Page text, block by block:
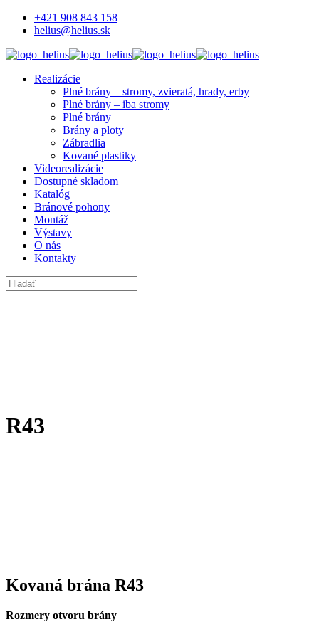
+421 908 843 158
helius@helius.sk
Realizácie
Plné brány – stromy, zvieratá, hrady, erby
Plné brány – iba stromy
Plné brány
Brány a ploty
Zábradlia
Kované plastiky
Videorealizácie
Dostupné skladom
Katalóg
Bránové pohony
Montáž
Výstavy
O nás
Kontakty
R43
Kovaná brána R43
Rozmery otvoru brány